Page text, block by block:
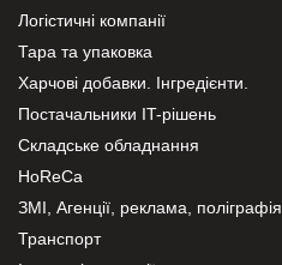
Логістичні компанії
Тара та упаковка
Харчові добавки. Інгредієнти.
Постачальники IT-рішень
Складське обладнання
HoReCa
ЗМІ, Агенції, реклама, поліграфія
Транспорт